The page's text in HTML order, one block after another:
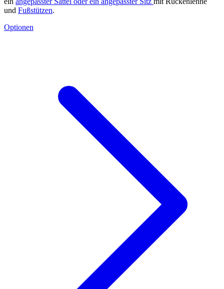
und Fußstützen.
Optionen